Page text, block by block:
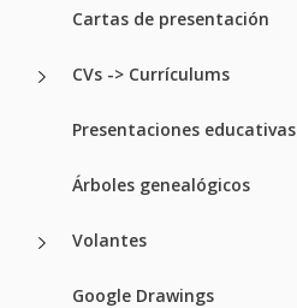
Cartas de presentación
CVs -> Currículums
Presentaciones educativas
Árboles genealógicos
Volantes
Google Drawings